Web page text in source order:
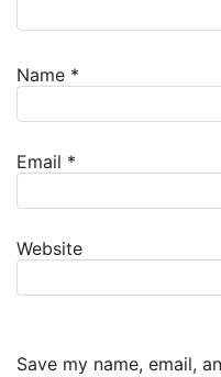
Name *
Email *
Website
Save my name, email,